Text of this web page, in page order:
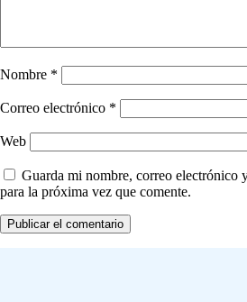
Nombre *
Correo electrónico *
Web
Guarda mi nombre, correo electrónico
para la próxima vez que comente.